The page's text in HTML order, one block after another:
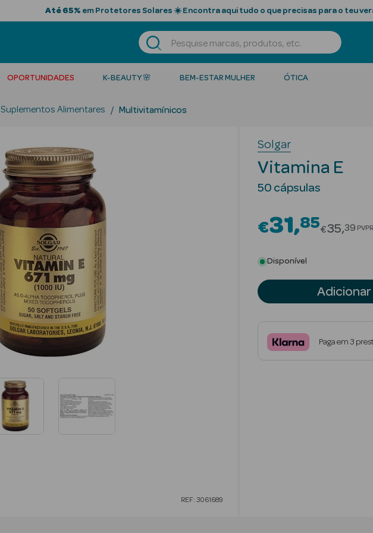
Até 65% em Protetores Solares ☀️ Encontra aqui tudo o que precisas para o teu
OPORTUNIDADES K-BEAUTY 🌸 BEM-ESTAR MULHER ÓTICA
Suplementos Alimentares Multivitamínicos
REF: 3061689
Solgar
Vitamina E
50 cápsulas
€31 85Price
€35 39 PVPR
Disponível
Adicionar
Paga em 3